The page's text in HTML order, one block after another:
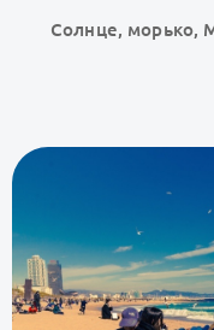
Солнце, морько,